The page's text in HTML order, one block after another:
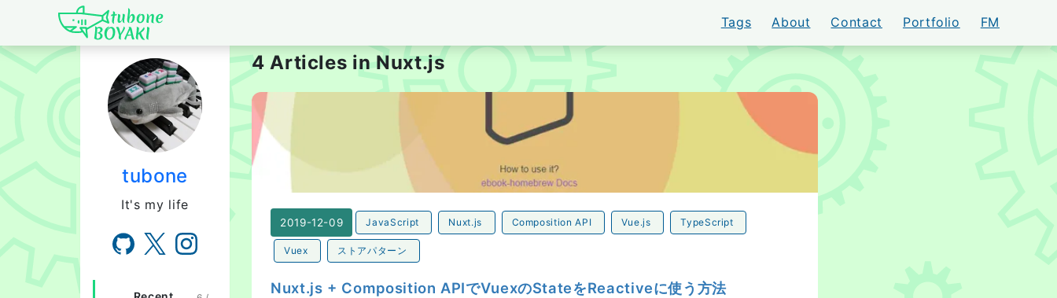
Japanese IT Developer's Blog tubone BOYAKI
Tags About Contact Portfolio FM
tubone
It's my life
4 Articles in Nuxt.js
Nuxt.js + Composition APIでVuexのStateをReactiveに使う方法
2019-12-09 JavaScript Nuxt.js Composition API Vue.js TypeScript
Vuex ストアパターン
Nuxt.js + Composition APIでVuexのStateをReactiveに使う方法